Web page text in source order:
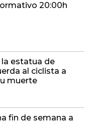
20:00h
la estatua de
al ciclista a
muerte
fin de semana a